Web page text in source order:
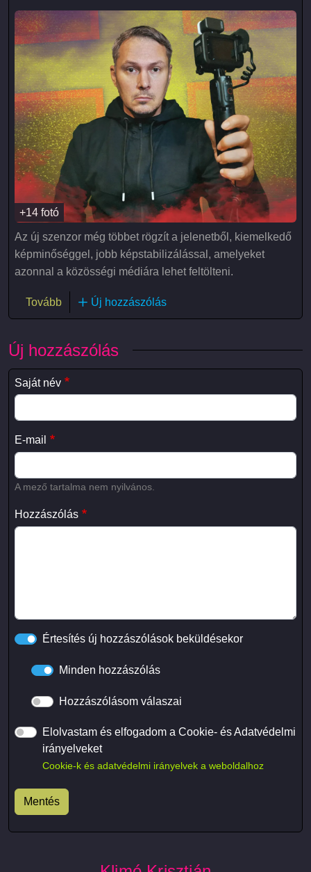
+14 fotó
Az új szenzor még többet rögzít a jelenetből, kiemelkedő
képminőséggel, jobb képstabilizálással, amelyeket
azonnal a közösségi médiára lehet feltölteni.
Tovább(GoPro HERO11 Black)
Új hozzászólás
Új hozzászólás
Saját név
E-mail
A mező tartalma nem nyilvános.
Hozzászólás
Értesítés új hozzászólások beküldésekor
Minden hozzászólás
Hozzászólásom válaszai
Elolvastam és elfogadom a Cookie- és Adatvédelmi
irányelveket
Cookie-k és adatvédelmi irányelvek a weboldalhoz